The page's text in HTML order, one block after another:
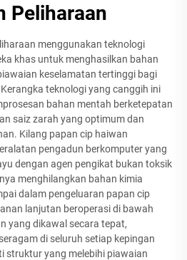
Peliharaan
menggunakan teknologi
khas untuk menghasilkan bahan
keselamatan tertinggi bagi
teknologi yang canggih ini
bahan mentah berketepatan
saiz zarah yang optimum dan
Kilang papan cip haiwan
pengadun berkomputer yang
dengan agen pengikat bukan toksik
menghilangkan bahan kimia
dalam pengeluaran papan cip
lanjutan beroperasi di bawah
yang dikawal secara tepat,
di seluruh setiap kepingan
struktur yang melebihi piawaian